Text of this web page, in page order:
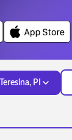
Teresina, PI